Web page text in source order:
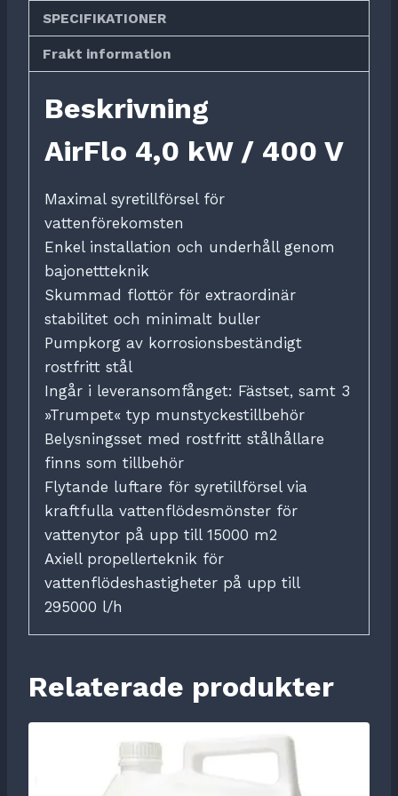
SPECIFIKATIONER
Frakt information
Beskrivning
AirFlo 4,0 kW / 400 V
Maximal syretillförsel för
vattenförekomsten
Enkel installation och underhåll genom
bajonettteknik
Skummad flottör för extraordinär
stabilitet och minimalt buller
Pumpkorg av korrosionsbeständigt
rostfritt stål
Ingår i leveransomfånget: Fästset, samt 3
»Trumpet« typ munstyckestillbehör
Belysningsset med rostfritt stålhållare
finns som tillbehör
Flytande luftare för syretillförsel via
kraftfulla vattenflödesmönster för
vattenytor på upp till 15000 m2
Axiell propellerteknik för
vattenflödeshastigheter på upp till
295000 l/h
Relaterade produkter